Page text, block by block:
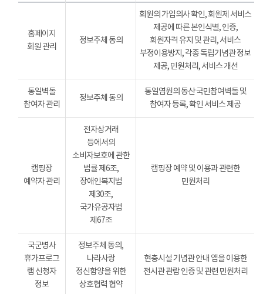
홈페이지
회원 관리
정보주체 동의
회원의 가입의사 확인, 회원제 서비스
제공에 따른 본인식별, 인증,
회원자격 유지 및 관리, 서비스
부정이용방지, 각종 독립기념관 정보
제공, 민원처리, 서비스 개선
통일벽돌
참여자 관리
정보주체 동의
통일염원의 동산 국민참여벽돌 및
참여자 등록, 확인 서비스 제공
캠핑장
예약자 관리
전자상거래
등에서의
소비자보호에 관한
법률 제6조,
장애인복지법
제30조,
국가유공자법
제67조
캠핑장 예약 및 이용과 관련한
민원처리
국군병사
휴가프로그
램 신청자
정보
정보주체 동의,
나라사랑
정신함양을 위한
상호협력 협약
현충시설 기념관 안내 앱을 이용한
전시관 관람 인증 및 관련 민원처리